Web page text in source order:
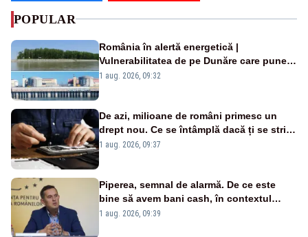
POPULAR
România în alertă energetică |
Vulnerabilitatea de pe Dunăre care pune
în pericol Centrala Cernavodă era
1 aug. 2026, 09:32
De azi, milioane de români primesc un
drept nou. Ce se întâmplă dacă ți se strică
un produs
1 aug. 2026, 09:37
Piperea, semnal de alarmă. De ce este
bine să avem bani cash, în contextul
alertei energetice?
1 aug. 2026, 09:39